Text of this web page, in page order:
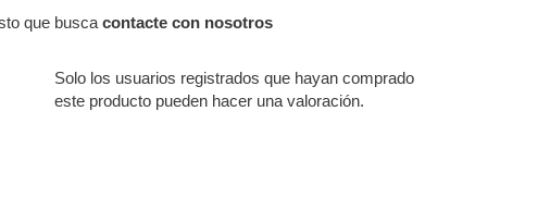
que busca contacte con nosotros
Solo los usuarios registrados que hayan comprado
este producto pueden hacer una valoración.